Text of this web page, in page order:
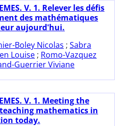
V. 1. Relever les défis
des mathématiques
aujourd'hui.
Boley Nicolas ; Sabra
Louise ; Romo-Vazquez
Guerrier Viviane
V. 1. Meeting the
mathematics in
today.